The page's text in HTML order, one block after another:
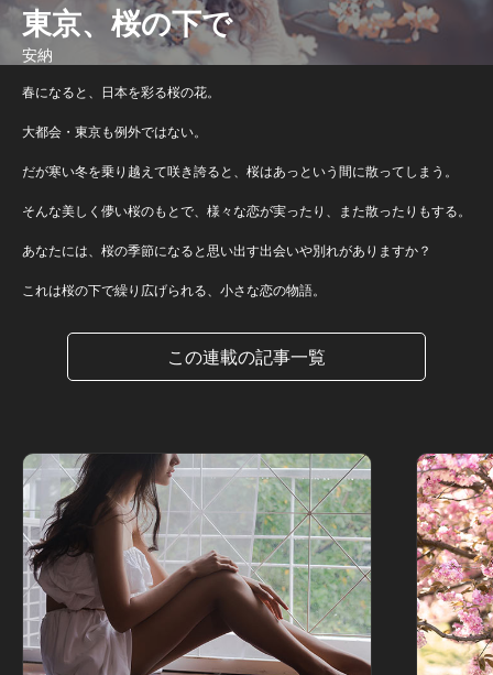
東京、桜の下で
安納
春になると、日本を彩る桜の花。
大都会・東京も例外ではない。
だが寒い冬を乗り越えて咲き誇ると、桜はあっという間に散ってしまう。
そんな美しく儚い桜のもとで、様々な恋が実ったり、また散ったりもする。
あなたには、桜の季節になると思い出す出会いや別れがありますか？
これは桜の下で繰り広げられる、小さな恋の物語。
この連載の記事一覧